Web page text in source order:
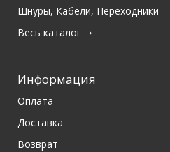
Шнуры, Кабели, Переходники
Весь каталог ➝
Информация
Оплата
Доставка
Возврат